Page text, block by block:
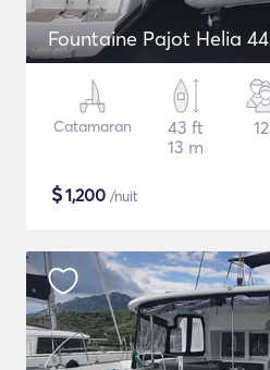
Fountaine Pajot Helia 44
Catamaran
43 ft
13 m
12
$1,200 /nuit